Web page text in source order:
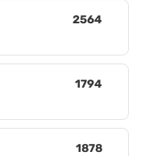
2564
1794
1878